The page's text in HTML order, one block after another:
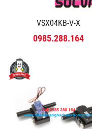
VSX04KB-V-X
0985.288.164